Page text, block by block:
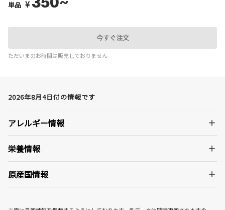
単品 ¥
今すぐ注文
ただいまのお時間は販売しておりません
2026年8月4日付の情報です
アレルギー情報
栄養情報
原産国情報